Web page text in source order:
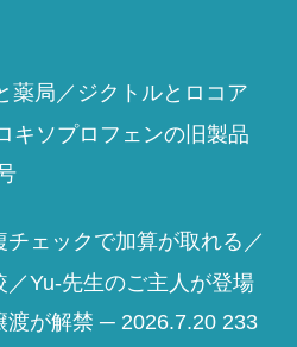
薬局／ジクトルとロコア
キソプロフェンの旧製品
ェックで加算が取れる／
／Yu-先生のご主人が登場
渡が解禁 ─ 2026.7.20 233